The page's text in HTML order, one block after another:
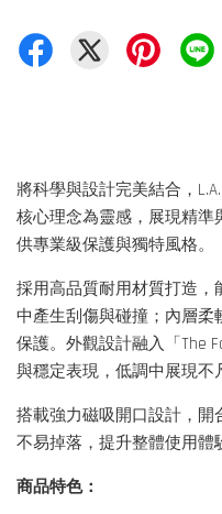
將科學與設計完美結合，
核心理念為靈感，展現精準
供專業級保護與獨特風格。
採用高品質耐用材質打造
中產生刮傷與碰撞；內層
保護。外觀設計融入「The
與穩定表現，低調中展現不
搭載強力磁吸開口設計，開
不易掉落，提升整體使用體
商品特色：